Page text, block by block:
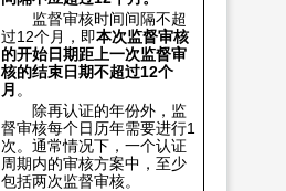
监督审核时间间隔不超
过12个月，即本次监督审核
的开始日期距上一次监督审
核的结束日期不超过12个
月 。
除再认证的年份外，监
督审核每个日历年需要进行1
次。通常情况下，一个认证
周期内的审核方案中，至少
包括两次监督审核。